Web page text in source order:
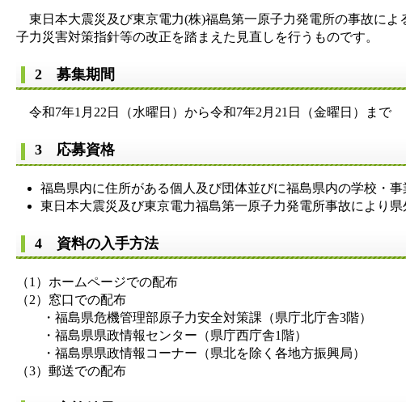
東日本大震災及び東京電力(株)福島第一原子力発電所の事故に
子力災害対策指針等の改正を踏まえた見直しを行うものです。
2 募集期間
令和7年1月22日（水曜日）から令和7年2月21日（金曜日）まで
3 応募資格
福島県内に住所がある個人及び団体並びに福島県内の学校・
東日本大震災及び東京電力福島第一原子力発電所事故により
4 資料の入手方法
（1）ホームページでの配布
（2）窓口での配布
・福島県危機管理部原子力安全対策課（県庁北庁舎3階）
・福島県県政情報センター（県庁西庁舎1階）
・福島県県政情報コーナー（県北を除く各地方振興局）
（3）郵送での配布